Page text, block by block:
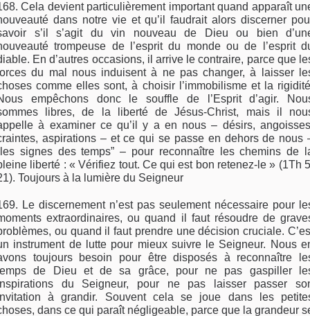
Cela devient particulièrement important quand apparaît
dans notre vie et qu’il faudrait alors discerner
s’il s’agit du vin nouveau de Dieu ou bien
trompeuse de l’esprit du monde ou de l’esprit
En d’autres occasions, il arrive le contraire, parce que
du mal nous induisent à ne pas changer, à laisser
comme elles sont, à choisir l’immobilisme et la
empêchons donc le souffle de l’Esprit d’agir.
libres, de la liberté de Jésus-Christ, mais il
à examiner ce qu’il y a en nous – désirs,
aspirations – et ce qui se passe en dehors de nous
signes des temps” – pour reconnaître les chemins de
liberté : « Vérifiez tout. Ce qui est bon retenez-le » (1Th
Toujours à la lumière du Seigneur
Le discernement n’est pas seulement nécessaire pour
extraordinaires, ou quand il faut résoudre de
ou quand il faut prendre une décision cruciale.
instrument de lutte pour mieux suivre le Seigneur. Nous
toujours besoin pour être disposés à reconnaître
de Dieu et de sa grâce, pour ne pas gaspiller
du Seigneur, pour ne pas laisser passer
à grandir. Souvent cela se joue dans les
dans ce qui paraît négligeable, parce que la grandeur